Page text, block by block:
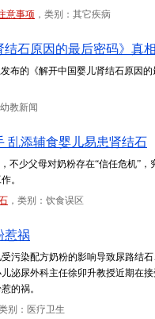
意事项 ，类别：其它疾病
石原因的最后密码》真相
布的《解开中国婴儿肾结石原因
教新闻
乱添辅食婴儿易患肾结石
少父母对奶粉存在“信任危机”，
。
，类别：饮食误区
惹祸
污染配方奶粉的影响导致尿路结
泌尿外科主任徐卯升教授近期在
的祸。
类别：医疗卫生